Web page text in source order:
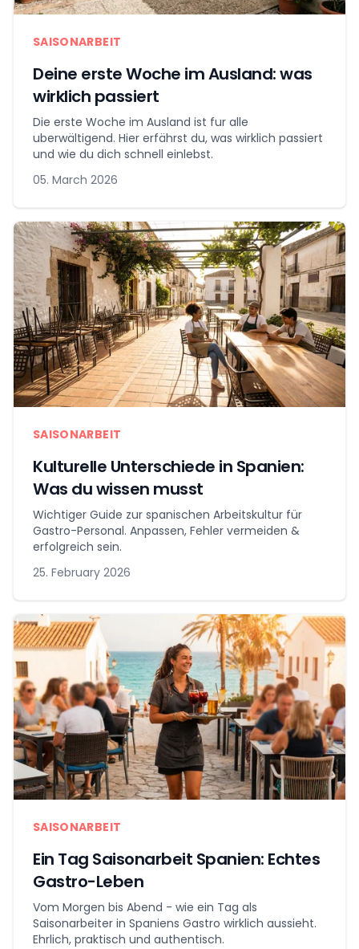
SAISONARBEIT
Deine erste Woche im Ausland: was
wirklich passiert
Die erste Woche im Ausland ist fur alle
uberwältigend. Hier erfährst du, was wirklich passiert
und wie du dich schnell einlebst.
05. March 2026
SAISONARBEIT
Kulturelle Unterschiede in Spanien:
Was du wissen musst
Wichtiger Guide zur spanischen Arbeitskultur für
Gastro-Personal. Anpassen, Fehler vermeiden &
erfolgreich sein.
25. February 2026
SAISONARBEIT
Ein Tag Saisonarbeit Spanien: Echtes
Gastro-Leben
Vom Morgen bis Abend - wie ein Tag als
Saisonarbeiter in Spaniens Gastro wirklich aussieht.
Ehrlich, praktisch und authentisch.